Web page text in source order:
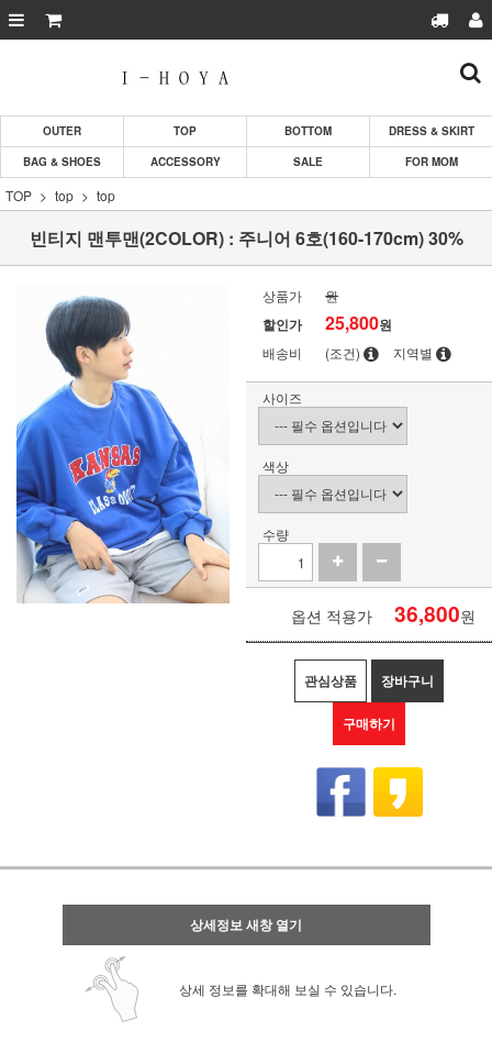
OUTER TOP BOTTOM
DRESS & SKIRT
BAG & SHOES
ACCESSORY SALE FOR MOM
TOP top top
빈티지 맨투맨(2COLOR) : 주니어 6호(160-170cm) 30%
상품가 원
할인가 25,800원
배송비 (조건) 지역별
사이즈
색상
수량
옵션 적용가 36,800원
관심상품 장바구니
구매하기
상세정보 새창 열기
상세 정보를 확대해 보실 수 있습니다.